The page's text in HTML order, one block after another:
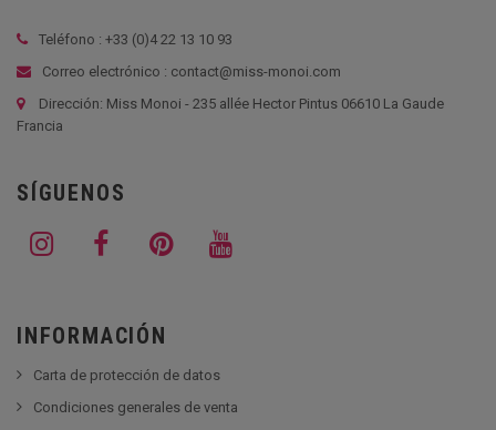
Teléfono : +33 (0)4 22 13 10 93
Correo electrónico : contact@miss-monoi.com
Dirección: Miss Monoi - 235 allée Hector Pintus 06610 La Gaude
Francia
SÍGUENOS
INFORMACIÓN
Carta de protección de datos
Condiciones generales de venta